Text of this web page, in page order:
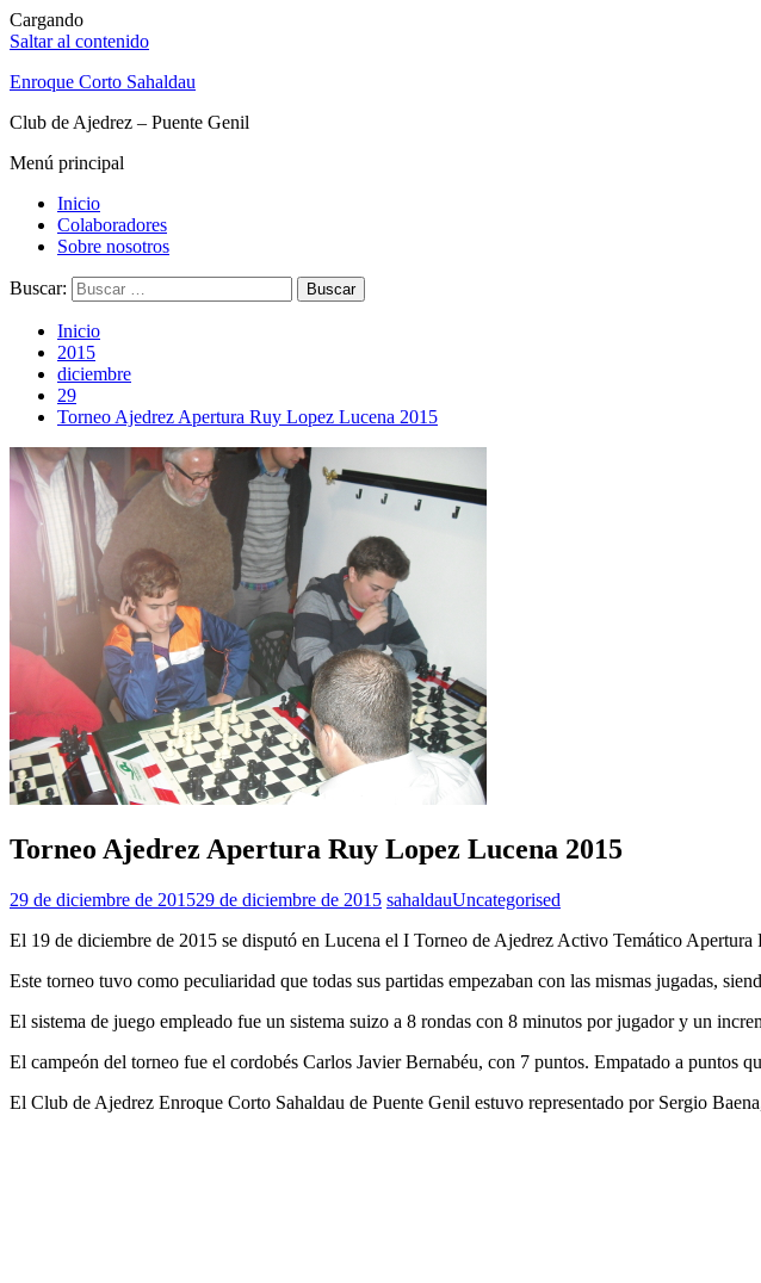
Cargando
Saltar al contenido
Enroque Corto Sahaldau
Club de Ajedrez – Puente Genil
Menú principal
Inicio
Colaboradores
Sobre nosotros
Buscar:
Inicio
2015
diciembre
29
Torneo Ajedrez Apertura Ruy Lopez Lucena 2015
Torneo Ajedrez Apertura Ruy Lopez Lucena 2015
29 de diciembre de 201529 de diciembre de 2015 sahaldauUncategorised
El 19 de diciembre de 2015 se disputó en Lucena el I Torneo de Ajedrez Activo Temático Apertura
Este torneo tuvo como peculiaridad que todas sus partidas empezaban con las mismas jugadas,
El sistema de juego empleado fue un sistema suizo a 8 rondas con 8 minutos por jugador y un
El campeón del torneo fue el cordobés Carlos Javier Bernabéu, con 7 puntos. Empatado a puntos
El Club de Ajedrez Enroque Corto Sahaldau de Puente Genil estuvo representado por Sergio